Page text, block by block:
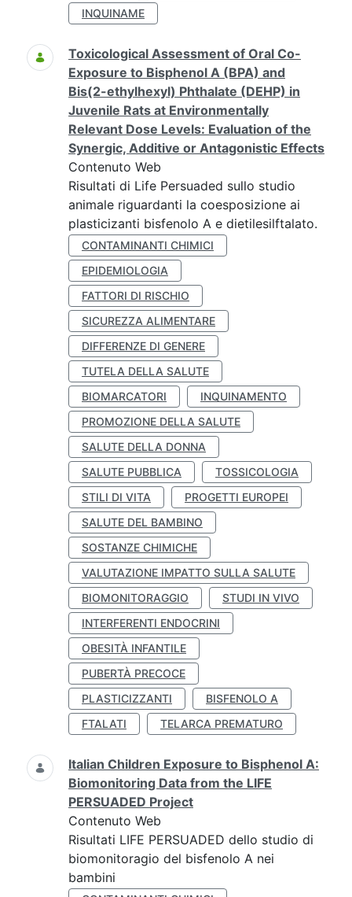
INQUINAME
Toxicological Assessment of Oral Co-
Exposure to Bisphenol A (BPA) and
Bis(2-ethylhexyl) Phthalate (DEHP) in
Juvenile Rats at Environmentally
Relevant Dose Levels: Evaluation of the
Synergic, Additive or Antagonistic Effects
Contenuto Web
Risultati di Life Persuaded sullo studio
animale riguardanti la coesposizione ai
plasticizanti bisfenolo A e dietilesilftalato.
CONTAMINANTI CHIMICI
EPIDEMIOLOGIA
FATTORI DI RISCHIO
SICUREZZA ALIMENTARE
DIFFERENZE DI GENERE
TUTELA DELLA SALUTE
BIOMARCATORI
INQUINAMENTO
PROMOZIONE DELLA SALUTE
SALUTE DELLA DONNA
SALUTE PUBBLICA
TOSSICOLOGIA
STILI DI VITA
PROGETTI EUROPEI
SALUTE DEL BAMBINO
SOSTANZE CHIMICHE
VALUTAZIONE IMPATTO SULLA SALUTE
BIOMONITORAGGIO
STUDI IN VIVO
INTERFERENTI ENDOCRINI
OBESITÀ INFANTILE
PUBERTÀ PRECOCE
PLASTICIZZANTI
BISFENOLO A
FTALATI
TELARCA PREMATURO
Italian Children Exposure to Bisphenol A:
Biomonitoring Data from the LIFE
PERSUADED Project
Contenuto Web
Risultati LIFE PERSUADED dello studio di
biomonitoragio del bisfenolo A nei
bambini